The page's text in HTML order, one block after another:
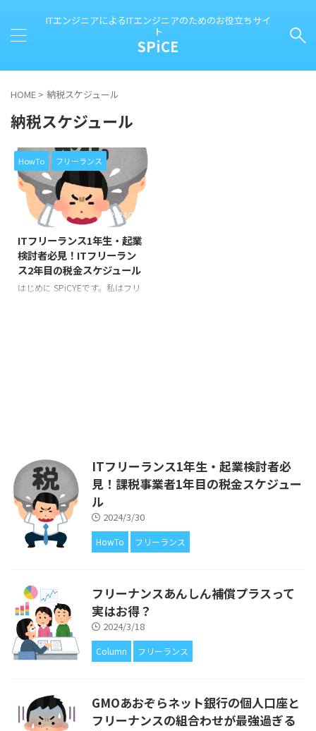
ITエンジニアによるITエンジニアのためのお役立ちサイ
ト
SPiCE
HOME > 納税スケジュール
納税スケジュール
HowTo フリーランス
2024/3/30
ITフリーランス1年生・起業
検討者必見！ITフリーラン
ス2年目の税金スケジュール
はじめに SPiCYEです。私はフリ
説をしています。 前回は、フリ
ーランスとして開業した1年目の
税金スケジュールについて解説す
るとともに、「開業1年目はとに
かく節約してお金 ...
ITフリーランス1年生・起業検討者必
見！課税事業者1年目の税金スケジュー
ル
2024/3/30
HowTo フリーランス
フリーナンスあんしん補償プラスって
実はお得？
2024/3/18
Column フリーランス
GMOあおぞらネット銀行の個人口座と
フリーナンスの組合わせが最強過ぎる